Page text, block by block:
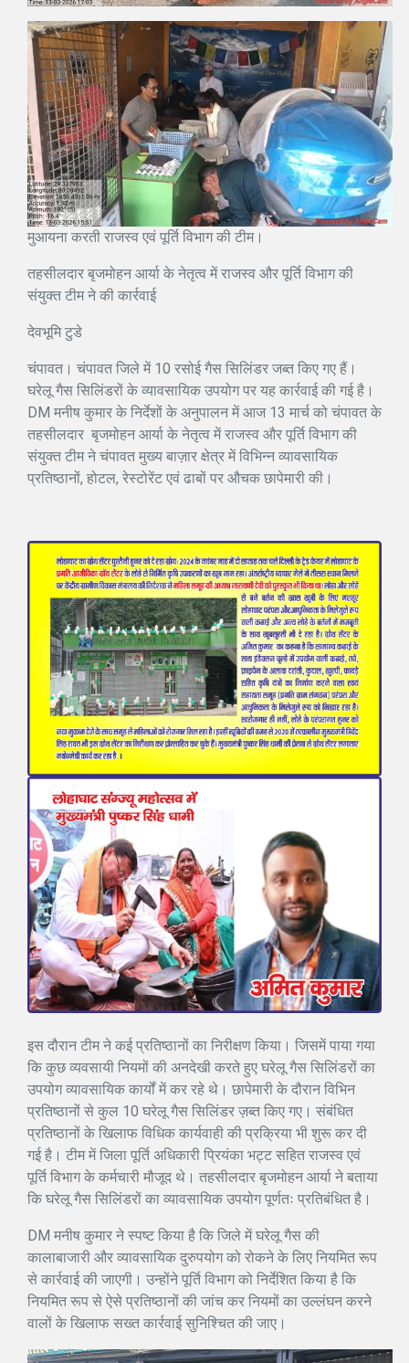
मुआयना करती राजस्व एवं पूर्ति विभाग की टीम।
तहसीलदार बृजमोहन आर्या के नेतृत्व में राजस्व और पूर्ति विभाग की
संयुक्त टीम ने की कार्रवाई
देवभूमि टुडे
चंपावत। चंपावत जिले में 10 रसोई गैस सिलिंडर जब्त किए गए हैं।
घरेलू गैस सिलिंडरों के व्यावसायिक उपयोग पर यह कार्रवाई की गई है।
DM मनीष कुमार के निर्देशों के अनुपालन में आज 13 मार्च को चंपावत के
तहसीलदार बृजमोहन आर्या के नेतृत्व में राजस्व और पूर्ति विभाग की
संयुक्त टीम ने चंपावत मुख्य बाज़ार क्षेत्र में विभिन्न व्यावसायिक
प्रतिष्ठानों, होटल, रेस्टोरेंट एवं ढाबों पर औचक छापेमारी की।
इस दौरान टीम ने कई प्रतिष्ठानों का निरीक्षण किया। जिसमें पाया गया
कि कुछ व्यवसायी नियमों की अनदेखी करते हुए घरेलू गैस सिलिंडरों का
उपयोग व्यावसायिक कार्यों में कर रहे थे। छापेमारी के दौरान विभिन
प्रतिष्ठानों से कुल 10 घरेलू गैस सिलिंडर ज़ब्त किए गए। संबंधित
प्रतिष्ठानों के खिलाफ विधिक कार्यवाही की प्रक्रिया भी शुरू कर दी
गई है। टीम में जिला पूर्ति अधिकारी प्रियंका भट्ट सहित राजस्व एवं
पूर्ति विभाग के कर्मचारी मौजूद थे। तहसीलदार बृजमोहन आर्या ने बताया
कि घरेलू गैस सिलिंडरों का व्यावसायिक उपयोग पूर्णतः प्रतिबंधित है।
DM मनीष कुमार ने स्पष्ट किया है कि जिले में घरेलू गैस की
कालाबाजारी और व्यावसायिक दुरुपयोग को रोकने के लिए नियमित रूप
से कार्रवाई की जाएगी। उन्होंने पूर्ति विभाग को निर्देशित किया है कि
नियमित रूप से ऐसे प्रतिष्ठानों की जांच कर नियमों का उल्लंघन करने
वालों के खिलाफ सख्त कार्रवाई सुनिश्चित की जाए।